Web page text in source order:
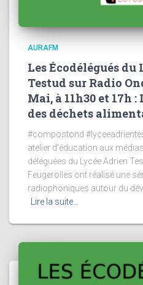
AURAFM
Les Écodélégués du
Testud sur Radio
Mai, à 11h30 et 17h
des déchets
#compostond
atelier d’éducation aux
déléguées du Lycée Adrien
Feugerolles ont réalisé une
radiophoniques autour du
Lire la suite…